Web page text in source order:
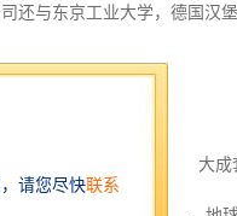
还与东京工业大学，德国汉
品多元化,技术多元化，大成